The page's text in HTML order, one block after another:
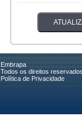
Embrapa
Todos os direitos
Política de Privacidade